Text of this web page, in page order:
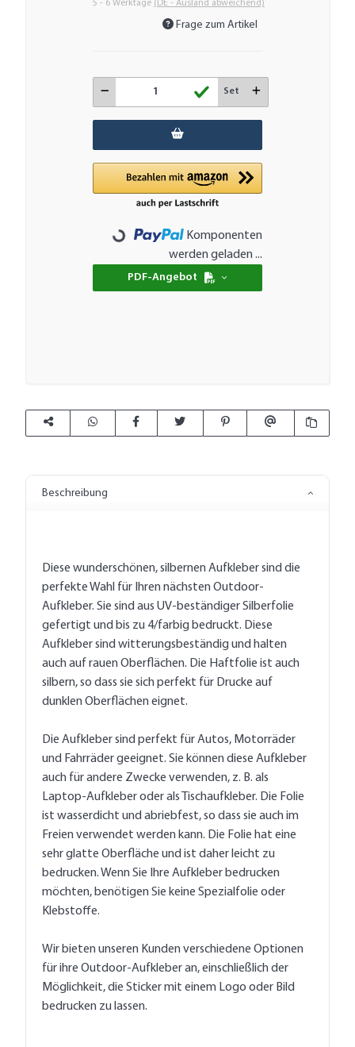
5 - 6 Werktage (DE - Ausland abweichend)
Frage zum Artikel
Set
Loading...
Komponenten
werden geladen ...
PDF-Angebot
Beschreibung
Diese wunderschönen, silbernen Aufkleber sind die
perfekte Wahl für Ihren nächsten Outdoor-
Aufkleber. Sie sind aus UV-beständiger Silberfolie
gefertigt und bis zu 4/farbig bedruckt. Diese
Aufkleber sind witterungsbeständig und halten
auch auf rauen Oberflächen. Die Haftfolie ist auch
silbern, so dass sie sich perfekt für Drucke auf
dunklen Oberflächen eignet.
Die Aufkleber sind perfekt für Autos, Motorräder
und Fahrräder geeignet. Sie können diese Aufkleber
auch für andere Zwecke verwenden, z. B. als
Laptop-Aufkleber oder als Tischaufkleber. Die Folie
ist wasserdicht und abriebfest, so dass sie auch im
Freien verwendet werden kann. Die Folie hat eine
sehr glatte Oberfläche und ist daher leicht zu
bedrucken. Wenn Sie Ihre Aufkleber bedrucken
möchten, benötigen Sie keine Spezialfolie oder
Klebstoffe.
Wir bieten unseren Kunden verschiedene Optionen
für ihre Outdoor-Aufkleber an, einschließlich der
Möglichkeit, die Sticker mit einem Logo oder Bild
bedrucken zu lassen.